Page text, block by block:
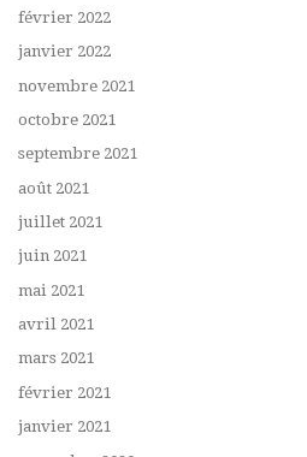
février 2022
janvier 2022
novembre 2021
octobre 2021
septembre 2021
août 2021
juillet 2021
juin 2021
mai 2021
avril 2021
mars 2021
février 2021
janvier 2021